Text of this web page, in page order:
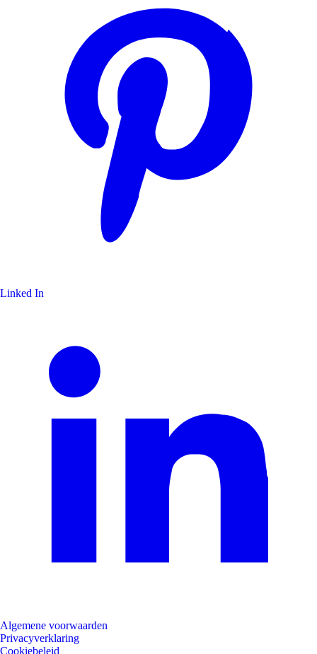
Linked In
Algemene voorwaarden
Privacyverklaring
Cookiebeleid